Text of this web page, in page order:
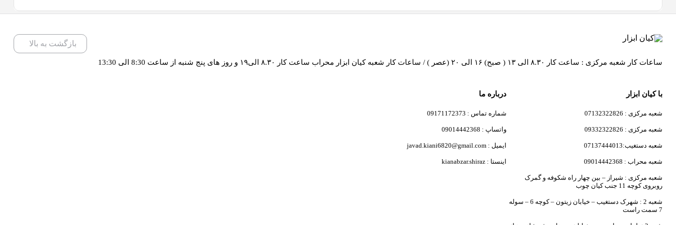
بازگشت به بالا
ساعات کار شعبه مرکزی : ساعت کار ۸.۳۰ الی ۱۳ ( صبح) ۱۶ الی ۲۰ (عصر ) / ساعات کار شعبه کیان ابزار محراب ساعت کار ۸.۳۰ الی۱۹ و روز های پنج شنبه از ساعت 8:30 الی 13:30
با کیان ابزار
شعبه مرکزی : 07132322826
شعبه مرکزی : 09332322826
شعبه دستغیب:07137444013
شعبه محراب : 09014442368
شعبه مرکزی : شیراز – بین چهار راه شکوفه و گمرک
روبروی کوچه 11 جنب کیان چوب
شعبه 2 : شهرک دستغیب – خیابان زیتون – کوچه 6 – سوله
7 سمت راست
درباره ما
شماره تماس : 09171172373
واتساپ : 09014442368
ایمیل : javad.kiani6820@gmail.com
اینستا : kianabzar.shiraz